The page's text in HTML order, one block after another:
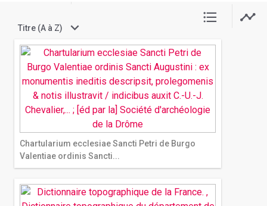
Titre (A à Z)
Chartularium ecclesiae Sancti Petri de Burgo
Valentiae ordinis Sancti...